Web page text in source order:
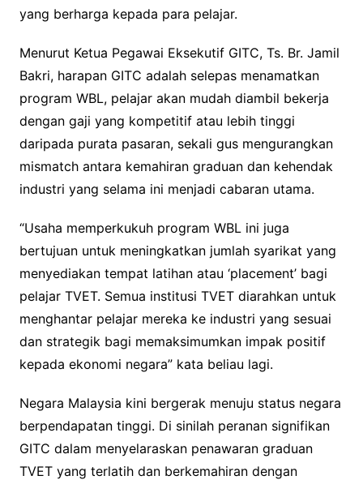
yang berharga kepada para pelajar.
Menurut Ketua Pegawai Eksekutif GITC, Ts. Br. Jamil
Bakri, harapan GITC adalah selepas menamatkan
program WBL, pelajar akan mudah diambil bekerja
dengan gaji yang kompetitif atau lebih tinggi
daripada purata pasaran, sekali gus mengurangkan
mismatch antara kemahiran graduan dan kehendak
industri yang selama ini menjadi cabaran utama.
“Usaha memperkukuh program WBL ini juga
bertujuan untuk meningkatkan jumlah syarikat yang
menyediakan tempat latihan atau ‘placement’ bagi
pelajar TVET. Semua institusi TVET diarahkan untuk
menghantar pelajar mereka ke industri yang sesuai
dan strategik bagi memaksimumkan impak positif
kepada ekonomi negara” kata beliau lagi.
Negara Malaysia kini bergerak menuju status negara
berpendapatan tinggi. Di sinilah peranan signifikan
GITC dalam menyelaraskan penawaran graduan
TVET yang terlatih dan berkemahiran dengan